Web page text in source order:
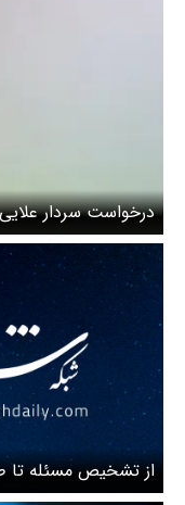
درخواست سردار
نتانیاهو دنبال
از تشخیص مسئله تا